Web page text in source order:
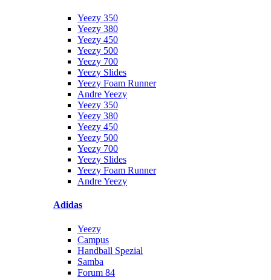
Yeezy 350
Yeezy 380
Yeezy 450
Yeezy 500
Yeezy 700
Yeezy Slides
Yeezy Foam Runner
Andre Yeezy
Yeezy 350
Yeezy 380
Yeezy 450
Yeezy 500
Yeezy 700
Yeezy Slides
Yeezy Foam Runner
Andre Yeezy
Adidas
Yeezy
Campus
Handball Spezial
Samba
Forum 84